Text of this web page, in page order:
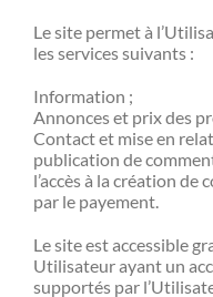
Le site permet à
les services suivants :
Information ;
Annonces et prix des
Contact et mise en
publication de
l’accès à la création
par le payement.
Le site est accessible
Utilisateur ayant un
supportés par